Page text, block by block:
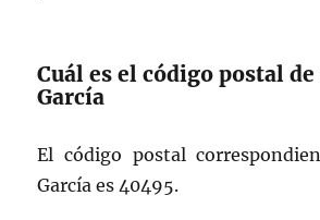
Cuál es el código postal
García
El código postal
García es 40495.